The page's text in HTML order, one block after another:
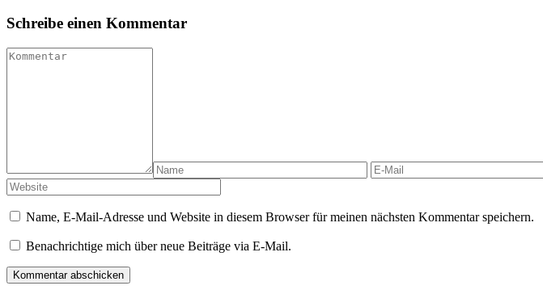
Schreibe einen Kommentar
Name, E-Mail-Adresse und Website in diesem Browser für meinen nächsten Kommentar speichern.
Benachrichtige mich über neue Beiträge via E-Mail.
Kommentar abschicken